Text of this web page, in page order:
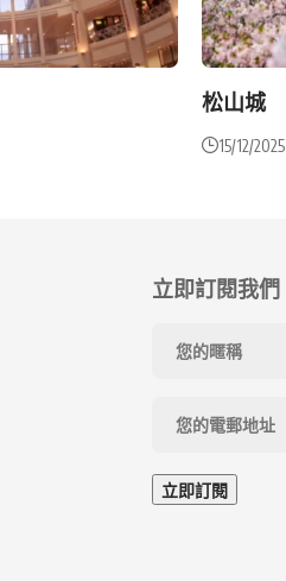
松山城
15/12/2025
立即訂閱我們